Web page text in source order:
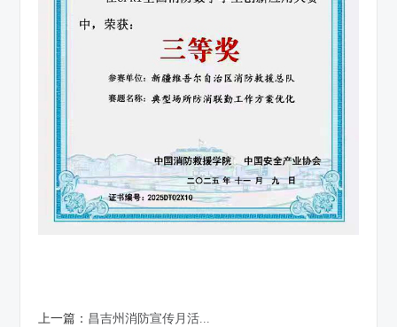
上一篇： 昌吉州消防宣传月活...